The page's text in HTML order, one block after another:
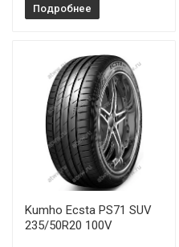
Подробнее
Kumho Ecsta PS71 SUV
235/50R20 100V